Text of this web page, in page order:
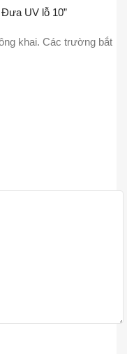
UV lỗ 10”
khai. Các trường bắt